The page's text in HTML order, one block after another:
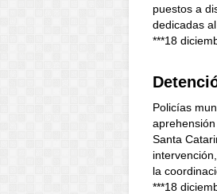
puestos a
dedicadas
***18
Policías
Santa
la
***18